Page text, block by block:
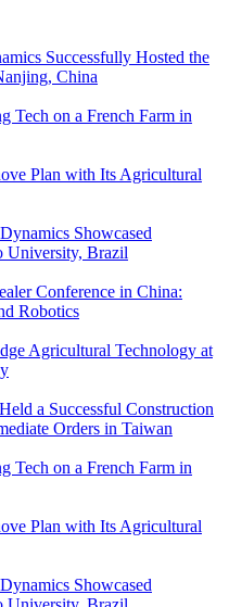
Successfully Hosted the
China
Tech on a French Farm in
Plan with Its Agricultural
Showcased
University, Brazil
Conference in China:
Robotics
Agricultural Technology at
a Successful Construction
Orders in Taiwan
Tech on a French Farm in
Plan with Its Agricultural
Showcased